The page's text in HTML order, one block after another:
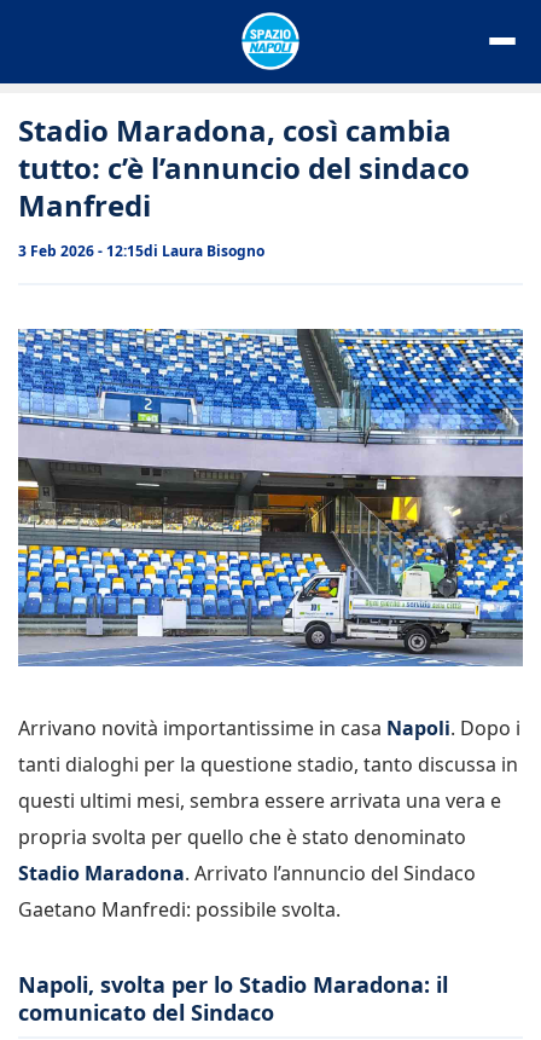
Stadio Maradona, così cambia
tutto: c’è l’annuncio del sindaco
Manfredi
3 Feb 2026 - 12:15di Laura Bisogno
Arrivano novità importantissime in casa Napoli. Dopo i
tanti dialoghi per la questione stadio, tanto discussa in
questi ultimi mesi, sembra essere arrivata una vera e
propria svolta per quello che è stato denominato
Stadio Maradona. Arrivato l’annuncio del Sindaco
Gaetano Manfredi: possibile svolta.
Napoli, svolta per lo Stadio Maradona: il
comunicato del Sindaco